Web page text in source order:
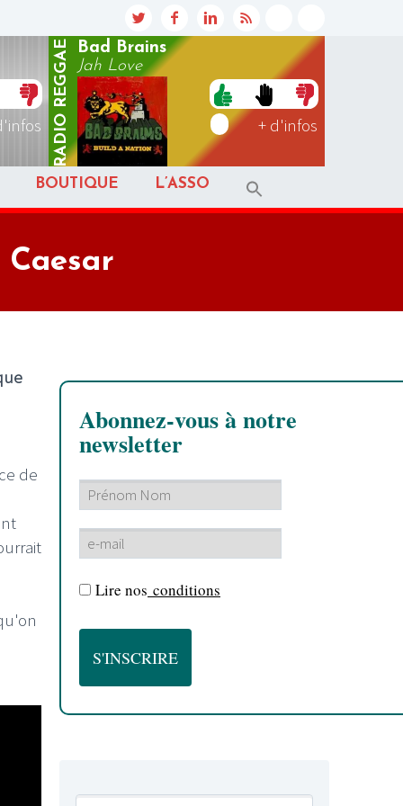
RADIO
REGGAE
Bad Brains
Jah Love
+ d'infos
BOUTIQUE L’ASSO
de
Abonnez-vous à notre
newsletter
Lire nos conditions